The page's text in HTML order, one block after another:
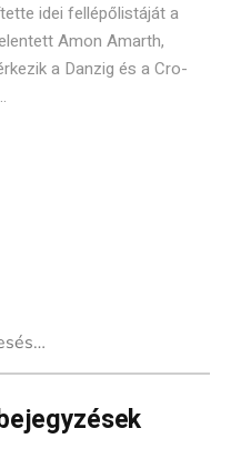
idei fellépőlistáját a
Amon Amarth,
a Danzig és a Cro-